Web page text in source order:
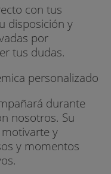
con tus
disposición y
por
tus dudas.
personalizado
durante
nosotros. Su
y
y momentos